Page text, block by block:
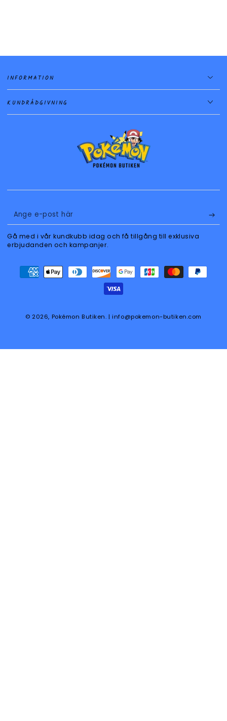
INFORMATION
KUNDRÅDGIVNING
Ange
e-
post
Gå med i vår kundkubb idag och få tillgång till exklusiva
erbjudanden och kampanjer.
© 2026, Pokémon Butiken. | info@pokemon-butiken.com
Betalningsmetoder